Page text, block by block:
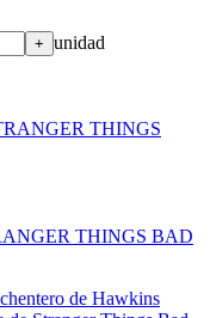
+ unidad
THINGS BAD
de Hawkins